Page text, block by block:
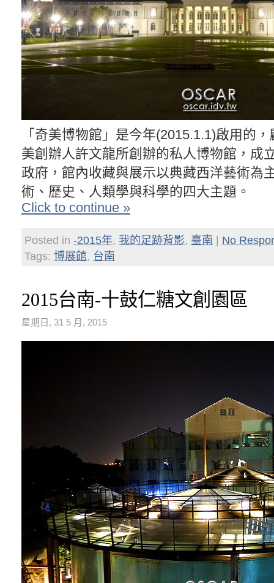
「奇美博物館」是今年(2015.1.1)啟用的
美創辦人許文龍所創辦的私人博物館，成
政府，館內收藏與展示以典藏西洋藝術為
術、歷史、人類學與科學的四大主題。
Click to continue »
Posted in -2015年, 我的足跡背影, 臺南
No
Tags: 博展館, 台南
2015台南-十鼓仁糖文創園區
星期日, 31 5 月, 2015